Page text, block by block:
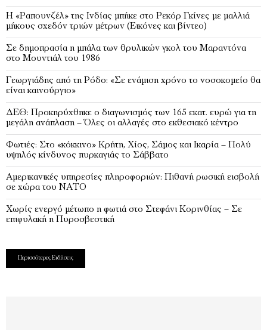
Η «Ραπουνζέλ» της Ινδίας μπήκε στο Ρεκόρ Γκίνες με μαλλιά
μήκους σχεδόν τριών μέτρων (Εικόνες και βίντεο)
Σε δημοπρασία η μπάλα των θρυλικών γκολ του Μαραντόνα
στο Μουντιάλ του 1986
Γεωργιάδης από τη Ρόδο: «Σε ενάμιση χρόνο το νοσοκομείο θα
είναι καινούργιο»
ΔΕΘ: Προκηρύχθηκε ο διαγωνισμός των 165 εκατ. ευρώ για τη
μεγάλη ανάπλαση – Όλες οι αλλαγές στο εκθεσιακό κέντρο
Φωτιές: Στο «κόκκινο» Κρήτη, Χίος, Σάμος και Ικαρία – Πολύ
υψηλός κίνδυνος πυρκαγιάς το Σάββατο
Αμερικανικές υπηρεσίες πληροφοριών: Πιθανή ρωσική εισβολή
σε χώρα του ΝΑΤΟ
Χωρίς ενεργό μέτωπο η φωτιά στο Στεφάνι Κορινθίας – Σε
επιφυλακή η Πυροσβεστική
Περισσότερες Ειδήσεις